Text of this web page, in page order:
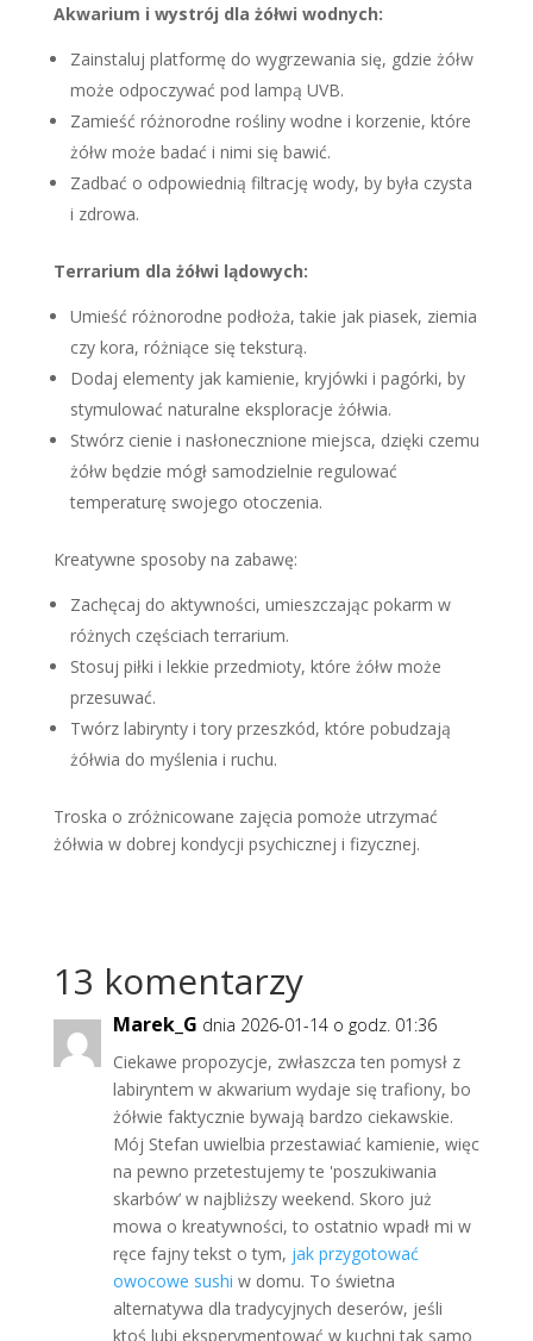
Akwarium i wystrój dla żółwi wodnych:
Zainstaluj platformę do wygrzewania się, gdzie żółw
może odpoczywać pod lampą UVB.
Zamieść różnorodne rośliny wodne i korzenie, które
żółw może badać i nimi się bawić.
Zadbać o odpowiednią filtrację wody, by była czysta
i zdrowa.
Terrarium dla żółwi lądowych:
Umieść różnorodne podłoża, takie jak piasek, ziemia
czy kora, różniące się teksturą.
Dodaj elementy jak kamienie, kryjówki i pagórki, by
stymulować naturalne eksploracje żółwia.
Stwórz cienie i nasłonecznione miejsca, dzięki czemu
żółw będzie mógł samodzielnie regulować
temperaturę swojego otoczenia.
Kreatywne sposoby na zabawę:
Zachęcaj do aktywności, umieszczając pokarm w
różnych częściach terrarium.
Stosuj piłki i lekkie przedmioty, które żółw może
przesuwać.
Twórz labirynty i tory przeszkód, które pobudzają
żółwia do myślenia i ruchu.
Troska o zróżnicowane zajęcia pomoże utrzymać
żółwia w dobrej kondycji psychicznej i fizycznej.
13 komentarzy
Marek_G dnia 2026-01-14 o godz. 01:36
Ciekawe propozycje, zwłaszcza ten pomysł z
labiryntem w akwarium wydaje się trafiony, bo
żółwie faktycznie bywają bardzo ciekawskie.
Mój Stefan uwielbia przestawiać kamienie, więc
na pewno przetestujemy te 'poszukiwania
skarbów’ w najbliższy weekend. Skoro już
mowa o kreatywności, to ostatnio wpadł mi w
ręce fajny tekst o tym, jak przygotować
owocowe sushi w domu. To świetna
alternatywa dla tradycyjnych deserów, jeśli
ktoś lubi eksperymentować w kuchni tak samo